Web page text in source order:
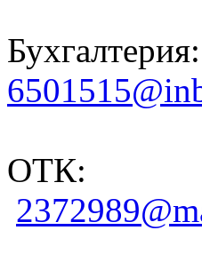
Бухгалтерия:
ОТК: